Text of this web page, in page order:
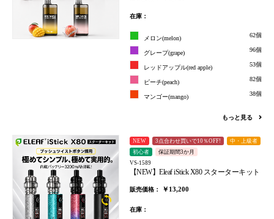
在庫：
メロン(melon) 62個
グレープ(grape) 96個
レッドアップル(red apple) 53個
ピーチ(peach) 82個
マンゴー(mango) 38個
もっと見る
NEW 3点合わせ買いで10％OFF!
中・上級者
初心者
保証期間3か月
VS-1589
【NEW】Eleaf iStick X80 スターターキット
販売価格： ￥13,200
在庫：